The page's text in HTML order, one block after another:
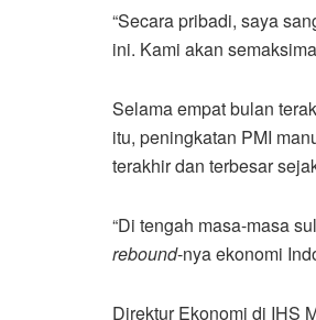
“Secara pribadi, saya
ini. Kami akan
Selama empat bulan
itu, peningkatan PMI
terakhir dan terbesar
“Di tengah masa-masa
rebound-nya ekonomi
Direktur Ekonomi di IHS